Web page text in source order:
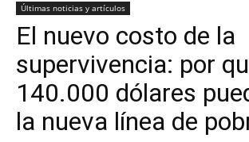
Últimas noticias y artículos
El nuevo costo de la
supervivencia: por
140.000 dólares
la nueva línea de